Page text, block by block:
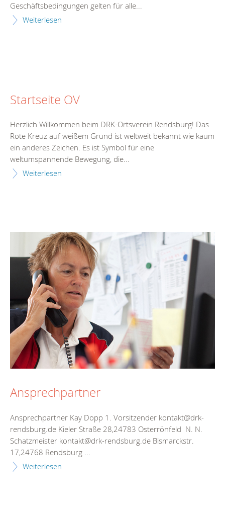
Geschäftsbedingungen gelten für alle...
Weiterlesen
Startseite OV
Herzlich Willkommen beim DRK-Ortsverein Rendsburg! Das
Rote Kreuz auf weißem Grund ist weltweit bekannt wie kaum
ein anderes Zeichen. Es ist Symbol für eine
weltumspannende Bewegung, die...
Weiterlesen
Ansprechpartner
Ansprechpartner Kay Dopp 1. Vorsitzender kontakt@drk-
rendsburg.de Kieler Straße 28,24783 Osterrönfeld N. N.
Schatzmeister kontakt@drk-rendsburg.de Bismarckstr.
17,24768 Rendsburg ...
Weiterlesen